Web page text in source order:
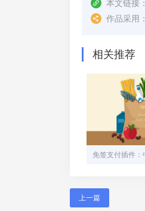
本文链接：
作品采用：
相关推荐
上一篇